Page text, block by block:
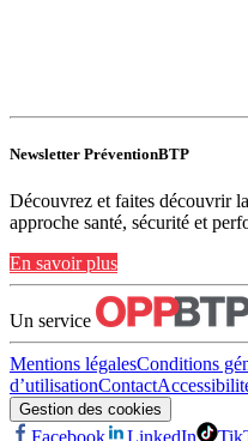
Newsletter PréventionBTP
Découvrez et faites découvrir
approche santé, sécurité et
En savoir plus
Un service
Mentions légalesConditions
d’utilisationContact
Gestion des cookies
Facebook LinkedIn